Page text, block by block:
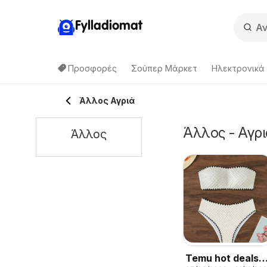
Fylladiomat
Προσφορές Σούπερ Μάρκετ Hλεκτρονικά
Άλλος Αγριά
Άλλος -
Temu hot deals –
Άλλος